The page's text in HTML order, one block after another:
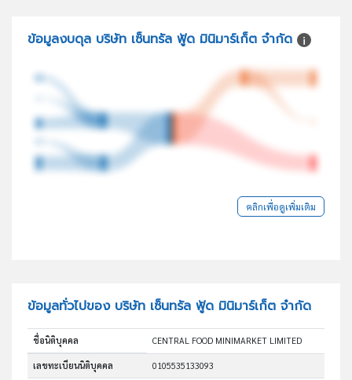
ข้อมูลงบดุล บริษัท เซ็นทรัล ฟู้ด มินิมาร์เก็ต จำกัด
คลิกเพื่อดูเพิ่มเติม
ข้อมูลทั่วไปของ บริษัท เซ็นทรัล ฟู้ด มินิมาร์เก็ต จำกัด
ชื่อนิติบุคคล CENTRAL FOOD MINIMARKET LIMITED
เลขทะเบียนนิติบุคคล 0105535133093